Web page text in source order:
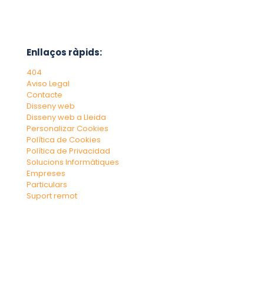
Enllaços ràpids:
404
Aviso Legal
Contacte
Disseny web
Disseny web a Lleida
Personalizar Cookies
Política de Cookies
Política de Privacidad
Solucions Informàtiques
Empreses
Particulars
Suport remot